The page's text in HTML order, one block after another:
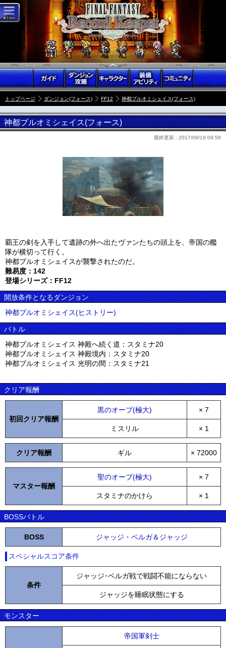
トップページ ダンジョン(フォース) FF12 神都ブルオミシェイス(フォース)
神都ブルオミシェイス(フォース)
最終更新 : 2017/09/19 09:58
覇王の剣を入手して遺跡の外へ出たヴァンたちの頭上を、帝国の艦
隊が横切って行く。
神都ブルオミシェイスが襲撃されたのだ。
難易度：142
登場シリーズ：FF12
開放条件となるダンジョン
神都ブルオミシェイス(ヒストリー)
バトル
神都ブルオミシェイス 神殿へ続く道：スタミナ20
神都ブルオミシェイス 神殿境内：スタミナ20
神都ブルオミシェイス 光明の間：スタミナ21
クリア報酬
初回クリア報酬
黒のオーブ(極大) × 7
ミスリル × 1
クリア報酬 ギル × 72000
マスター報酬
聖のオーブ(極大) × 7
スタミナのかけら × 1
BOSSバトル
BOSS ジャッジ・ベルガ＆ジャッジ
スペシャルスコア条件
条件
ジャッジ･ベルガ戦で戦闘不能にならない
ジャッジを睡眠状態にする
モンスター
帝国軍剣士